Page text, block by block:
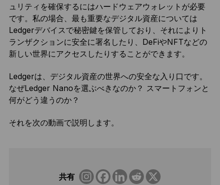
ュリティを確保するにはハードウェアウォレットが必要
です。私の場合、最も重要なデジタル資産については
Ledgerデバイスで秘密鍵を保管しており、それによりト
ランザクションに安全に署名したり、DeFiやNFTなどの
新しい世界にアクセスしたりすることができます。
Ledgerは、デジタル資産の世界への安全な入り口です。
なぜLedger Nanoを選ぶべきなのか？ スマートフォンと
何がどう違うのか？
それを次の動画で説明します。
共有